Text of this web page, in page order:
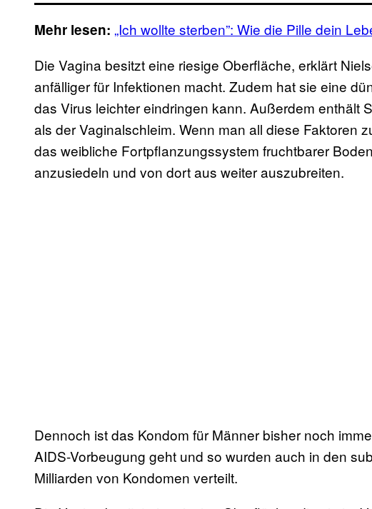
Mehr lesen: „Ich wollte sterben”: Wie die Pille dein
Die Vagina besitzt eine riesige Oberfläche, erklärt
anfälliger für Infektionen macht. Zudem hat sie eine
das Virus leichter eindringen kann. Außerdem enthält
als der Vaginalschleim. Wenn man all diese Faktoren
das weibliche Fortpflanzungssystem fruchtbarer
anzusiedeln und von dort aus weiter auszubreiten.
Dennoch ist das Kondom für Männer bisher noch
AIDS-Vorbeugung geht und so wurden auch in den
Milliarden von Kondomen verteilt.